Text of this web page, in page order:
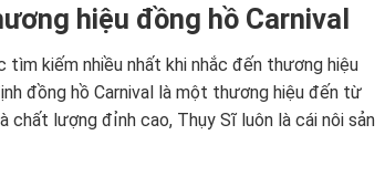
hiệu đồng hồ Carnival
tìm kiếm nhiều nhất khi nhắc đến thương hiệu
đồng hồ Carnival là một thương hiệu đến từ
chất lượng đỉnh cao, Thụy Sĩ luôn là cái nôi sản